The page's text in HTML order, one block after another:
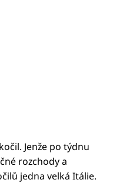
Jenže po týdnu
rozchody a
jedna velká Itálie.